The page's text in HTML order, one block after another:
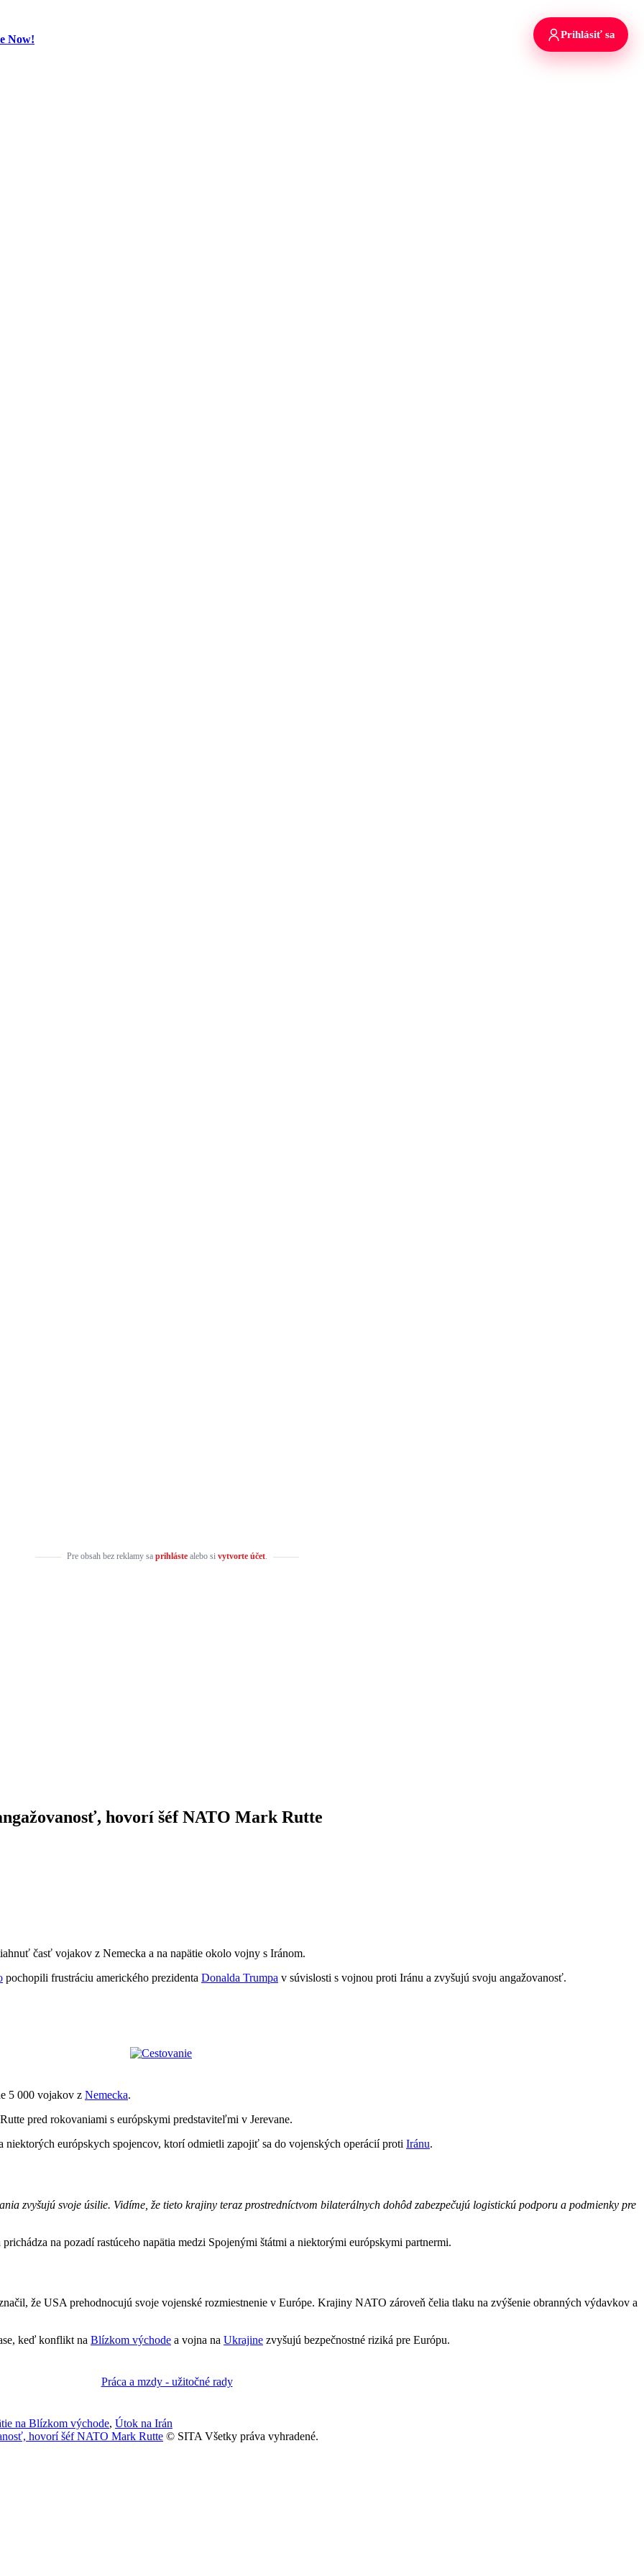
Now!
Pre obsah bez reklamy sa prihlástealebo si vytvorte účet.
hovorí šéf NATO Mark Rutte
časť vojakov z Nemecka a na napätie okolo vojny s Iránom.
pochopili frustráciu amerického prezidenta Donalda Trumpa v súvislosti s vojnou proti Iránu a zvyšujú svoju angažovanosť.
5 000 vojakov z Nemecka.
pred rokovaniami s európskymi predstaviteľmi v Jerevane.
niektorých európskych spojencov, ktorí odmietli zapojiť sa do vojenských operácií proti Iránu.
zvyšujú svoje úsilie. Vidíme, že tieto krajiny teraz prostredníctvom bilaterálnych dohôd zabezpečujú logistickú podporu a podmienky pre
na pozadí rastúceho napätia medzi Spojenými štátmi a niektorými európskymi partnermi.
že USA prehodnocujú svoje vojenské rozmiestnenie v Európe. Krajiny NATO zároveň čelia tlaku na zvýšenie obranných výdavkov a
keď konflikt na Blízkom východe a vojna na Ukrajine zvyšujú bezpečnostné riziká pre Európu.
na Blízkom východe, Útok na Irán
hovorí šéf NATO Mark Rutte © SITA Všetky práva vyhradené.
Prihlásiť sa